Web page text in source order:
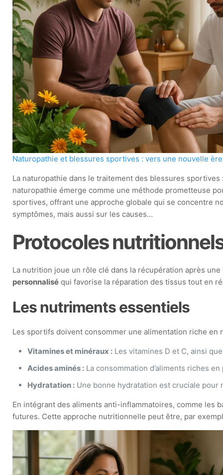
Naturopathie et blessures sportives : vers une nouvelle
La naturopathie dans le traitement des blessures sportives
naturopathie émerge comme une méthode prometteuse
sportives, offrant une approche globale qui se concentre
symptômes, mais aussi sur les causes…
Protocoles
La nutrition joue un rôle clé dans la récupération après
personnalisé qui favorise la réparation des tissus tout en
Les nutriments essentiels
Les sportifs doivent consommer une alimentation riche
Vitamines et minéraux : Les vitamines D et C, ainsi
Acides aminés : La consommation d’aliments riches
Hydratation : Une bonne hydratation est cruciale
En intégrant des aliments anti-inflammatoires, comme les
futures. Cette approche nutritionnelle peut être, par